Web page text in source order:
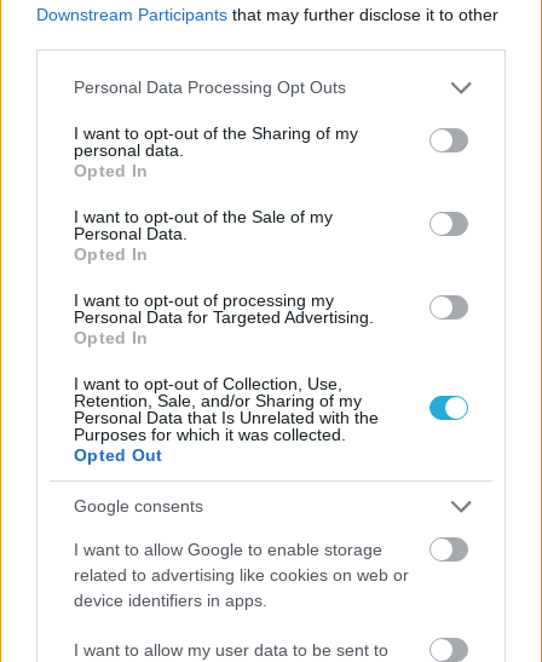
Downstream Participants that may further disclose it to other
Please note that this website/app uses one or more Google
not limited to your visit or usage behaviour. You may click to
grant or deny consent to Google and its third-party tags to
use your data for below specified purposes in below Google
consent section.
Personal Data Processing Opt Outs
I want to opt-out of the Sharing of my
personal data.
Opted In
I want to opt-out of the Sale of my
Personal Data.
Opted In
I want to opt-out of processing my
Personal Data for Targeted Advertising.
Opted In
I want to opt-out of Collection, Use,
Retention, Sale, and/or Sharing of my
Personal Data that Is Unrelated with the
Purposes for which it was collected.
Opted Out
Google consents
I want to allow Google to enable storage
related to advertising like cookies on web or
device identifiers in apps.
I want to allow my user data to be sent to
Αναγνώριση και σεβασμός